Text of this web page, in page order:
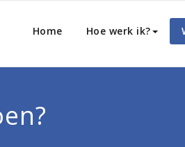
Home Hoe werk ik?